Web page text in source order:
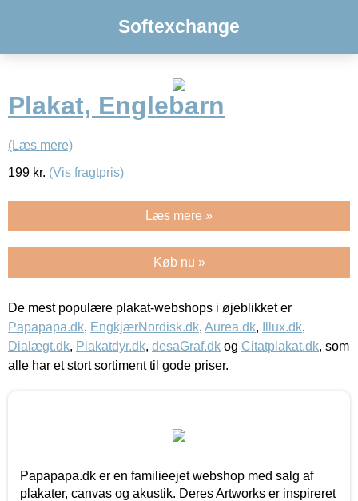
Softexchange
Plakat, Englebarn
(Læs mere)
199 kr. (Vis fragtpris)
Læs mere »
Køb nu »
De mest populære plakat-webshops i øjeblikket er
Papapapa.dk, EngkjærNordisk.dk, Aurea.dk, Illux.dk,
Dialægt.dk, Plakatdyr.dk, desaGraf.dk og Citatplakat.dk, som
alle har et stort sortiment til gode priser.
Papapapa.dk er en familieejet webshop med salg af
plakater, canvas og akustik. Deres Artworks er inspireret